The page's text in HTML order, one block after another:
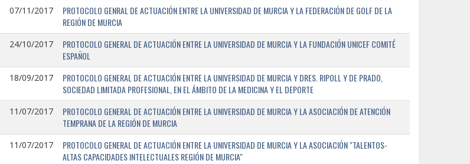
07/11/2017
PROTOCOLO GENRAL DE ACTUACIÓN ENTRE LA UNIVERSIDAD DE MURCIA Y LA FEDERACIÓN DE GOLF DE LA
REGIÓN DE MURCIA
24/10/2017
PROTOCOLO GENERAL DE ACTUACIÓN ENTRE LA UNIVERSIDAD DE MURCIA Y LA FUNDACIÓN UNICEF COMITÉ
ESPAÑOL
18/09/2017
PROTOCOLO GENERAL DE ACTUACIÓN ENTRE LA UNIVERSIDAD DE MURCIA Y DRES. RIPOLL Y DE PRADO,
SOCIEDAD LIMITADA PROFESIONAL, EN EL ÁMBITO DE LA MEDICINA Y EL DEPORTE
11/07/2017
PROTOCOLO GENERAL DE ACTUACIÓN ENTRE LA UNIVERSIDAD DE MURCIA Y LA ASOCIACIÓN DE ATENCIÓN
TEMPRANA DE LA REGIÓN DE MURCIA
11/07/2017
PROTOCOLO GENERAL DE ACTUACIÓN ENTRE LA UNIVERSIDAD DE MURCIA Y LA ASOCIACIÓN "TALENTOS-
ALTAS CAPACIDADES INTELECTUALES REGIÓN DE MURCIA"